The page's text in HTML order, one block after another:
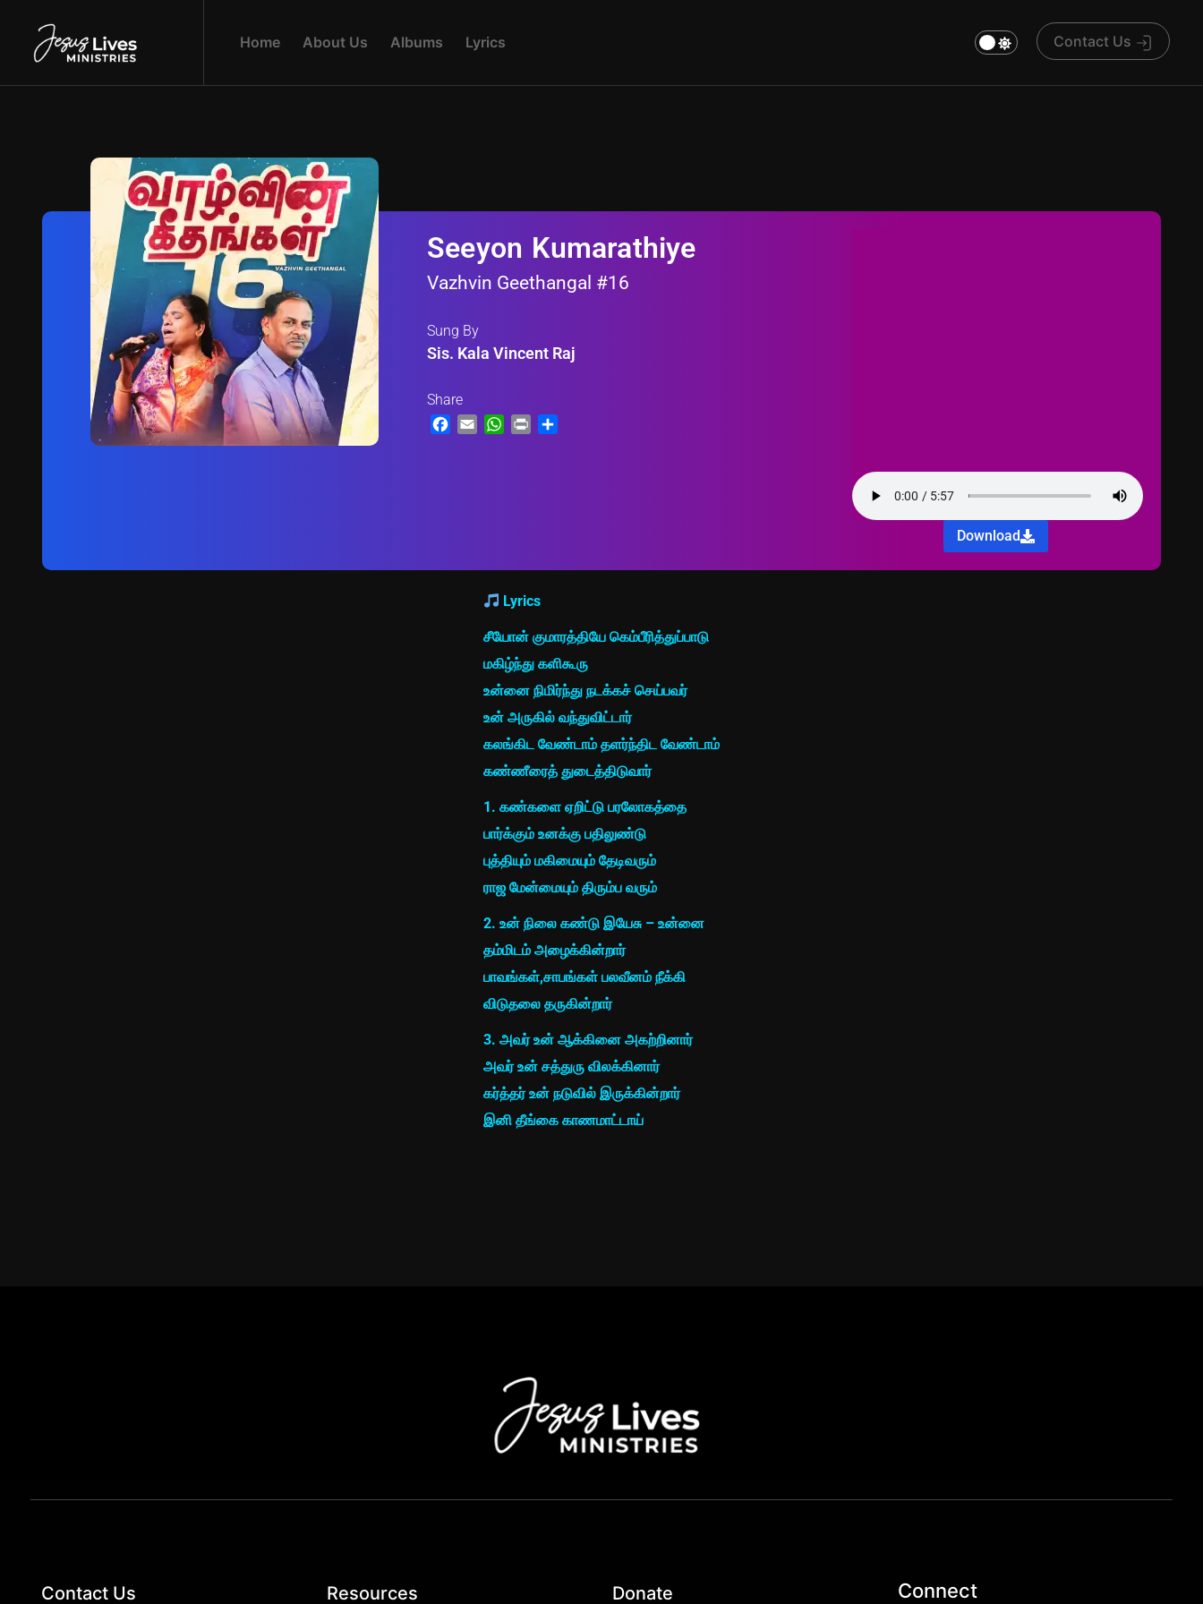
HOME ABOUT US ALBUMS LYRICS Contact Us
Seeyon Kumarathiye
Vazhvin Geethangal #16
Sung By
Sis. Kala Vincent Raj
Share
Facebook
Email WhatsApp
Print
Download
Lyrics
சீயோன் குமாரத்தியே கெம்பீரித்துப்பாடு
மகிழ்ந்து களிகூரு
உன்னை நிமிர்ந்து நடக்கச் செய்பவர்
உன் அருகில் வந்துவிட்டார்
கலங்கிட வேண்டாம் தளர்ந்திட வேண்டாம்
கண்ணீரைத் துடைத்திடுவார்
1. கண்களை ஏறிட்டு பரலோகத்தை
பார்க்கும் உனக்கு பதிலுண்டு
புத்தியும் மகிமையும் தேடிவரும்
ராஜ மேன்மையும் திரும்ப வரும்
2. உன் நிலை கண்டு இயேசு – உன்னை
தம்மிடம் அழைக்கின்றார்
பாவங்கள்,சாபங்கள் பலவீனம் நீக்கி
விடுதலை தருகின்றார்
3. அவர் உன் ஆக்கினை அகற்றினார்
அவர் உன் சத்துரு விலக்கினார்
கர்த்தர் உன் நடுவில் இருக்கின்றார்
இனி தீங்கை காணமாட்டாய்
Contact Us Resources Donate Connect